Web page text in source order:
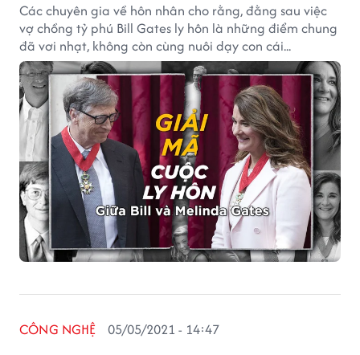
Các chuyên gia về hôn nhân cho rằng, đằng sau việc
vợ chồng tỷ phú Bill Gates ly hôn là những điểm chung
đã vơi nhạt, không còn cùng nuôi dạy con cái...
CÔNG NGHỆ 05/05/2021 - 14:47